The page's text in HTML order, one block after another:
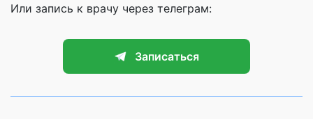
Или запись к врачу через телеграм:
Записаться